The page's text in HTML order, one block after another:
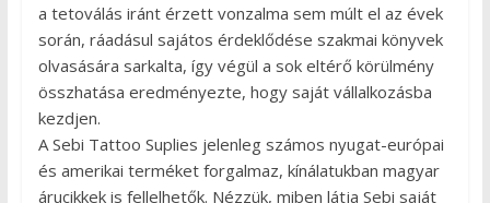
a tetoválás iránt érzett vonzalma sem múlt el az évek
során, ráadásul sajátos érdeklődése szakmai könyvek
olvasására sarkalta, így végül a sok eltérő körülmény
összhatása eredményezte, hogy saját vállalkozásba
kezdjen.
A Sebi Tattoo Suplies jelenleg számos nyugat-európai
és amerikai terméket forgalmaz, kínálatukban magyar
árucikkek is fellelhetők. Nézzük, miben látja Sebi saját